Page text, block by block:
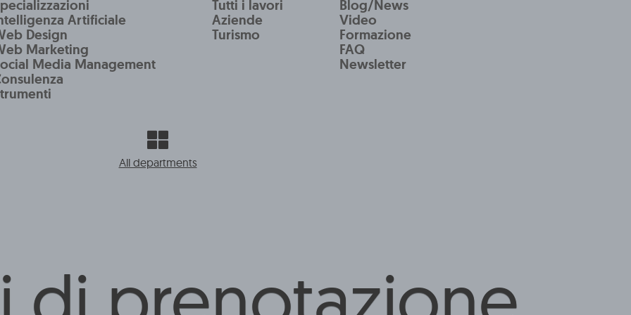
Artificiale
Design
Marketing
Media Management
Tutti i lavori
Aziende
Turismo
Blog/News
Video
Formazione
FAQ
Newsletter
All departments